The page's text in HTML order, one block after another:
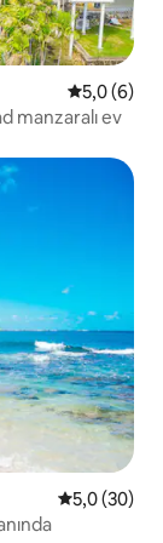
55,0 (6)
manzaralı ev
5 üzerinden
5,0 (30)